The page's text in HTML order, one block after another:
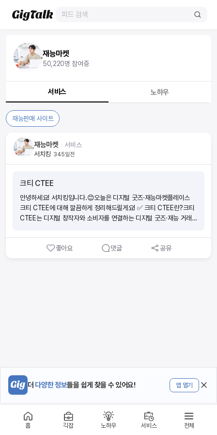
더 다양한 정보들을 쉽게 찾을 수 있어요! 앱 열기
재능마켓
50,220명 참여중
서비스 노하우
재능판매 사이트
재능마켓 ᆞ 서비스
서치킹 345일전
크티 CTEE
안녕하세요! 서치킹입니다.😊오늘은 디지털 굿즈·재능마켓플레이스
크티 CTEE에 대해 깔끔하게 정리해드릴게요! ✅ 크티 CTEE란?크티
CTEE는 디지털 창작자와 소비자를 연결하는 디지털 굿즈·재능 거래
파일은 물론, 디자인·영상 편집·컨설팅과 같은 맞춤형 재능 서비스도
판매할 수 있습니다.특히 Explore(둘러보기) 기획전은 매월 약 70만
명 이상이 방문하며 신규 크리에이터도 빠르게 노출 기회를 얻을 수 있
커를 크티에 등록한 후 꾸준히 다운로드와 판매로 이어진 사례가 있습
니다. 또 다른 작가는 구매자가 결제 즉시 다운로드할 수 있는 구조·카
고 밝혔습니다. 이는 크티가 단순 전시형 플랫폼을 넘어 창작자에게 실
질적인 수익 기회를 제공하는 마켓임을 보여줍니다. ⚠️ 유의사항· 인지
좋아요 댓글 공유
홈 긱잡 노하우 서비스 전체